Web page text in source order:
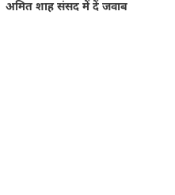
अमित शाह संसद में दें जवाब